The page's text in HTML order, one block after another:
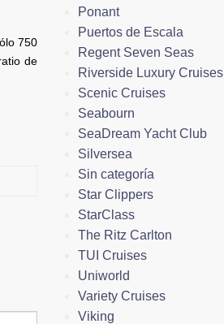
750
de
Ponant
Puertos de Escala
Regent Seven Seas
Riverside Luxury Cruises
Scenic Cruises
Seabourn
SeaDream Yacht Club
Silversea
Sin categoría
Star Clippers
StarClass
The Ritz Carlton
TUI Cruises
Uniworld
Variety Cruises
Viking